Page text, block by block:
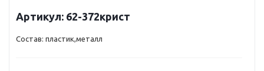
Артикул: 62-372крист
Состав: пластик,металл